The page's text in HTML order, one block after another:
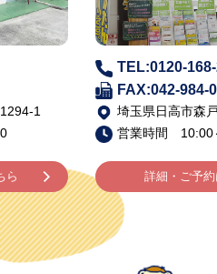
1
ら
TEL:0120-
FAX:042-984-
埼玉県日高市森
営業時間 10:00
詳細・ご予